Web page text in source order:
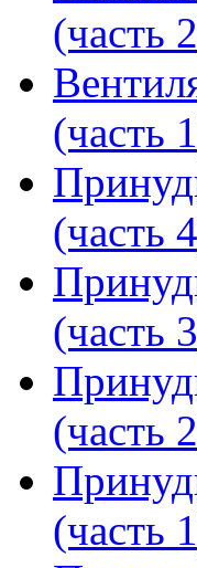
(часть
(часть
(часть
(часть
(часть
(часть